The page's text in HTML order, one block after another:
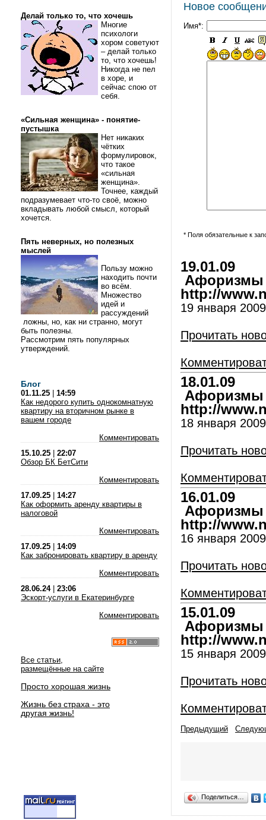
Делай только то, что хочешь
Многие
психологи
хором советуют
– делай только
то, что хочешь!
Никогда не пел
в хоре, и
сейчас спою от
себя.
«Сильная женщина» - понятие-
пустышка
Нет никаких
чётких
формулировок,
что такое
«сильная
женщина».
Точнее, каждый
подразумевает что-то своё, можно
вкладывать любой смысл, который
хочется.
Пять неверных, но полезных
мыслей
Пользу можно
находить почти
во всём.
Множество
идей и
рассуждений
ложны, но, как ни странно, могут
быть полезны.
Рассмотрим пять популярных
утверждений.
Блог
01.11.25
14:59
Как недорого купить однокомнатную
квартиру на вторичном рынке в
вашем городе
Комментировать
15.10.25
22:07
Обзор БК БетСити
Комментировать
17.09.25
14:27
Как оформить аренду квартиры в
налоговой
Комментировать
17.09.25
14:09
Как забронировать квартиру в аренду
Комментировать
28.06.24| 23:06
Эскорт-услуги в Екатеринбурге
Комментировать
Все статьи,
размещённые на сайте
Просто хорошая жизнь
Жизнь без страха - это
другая жизнь!
Новое
Имя*:
* Поля обязательные к
19.01.09
Афоризмы
http://
19 января 2009
Прочитать
18.01.09
Афоризмы
http://
18 января 2009
Прочитать
16.01.09
Афоризмы
http://
16 января 2009
Прочитать
15.01.09
Афоризмы
http://
15 января 2009
Прочитать
Предыдущий
Поделиться…